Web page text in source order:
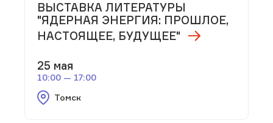
ВЫСТАВКА ЛИТЕРАТУРЫ
"ЯДЕРНАЯ ЭНЕРГИЯ: ПРОШЛОЕ,
НАСТОЯЩЕЕ, БУДУЩЕЕ"
25 мая
10:00 — 17:00
Томск